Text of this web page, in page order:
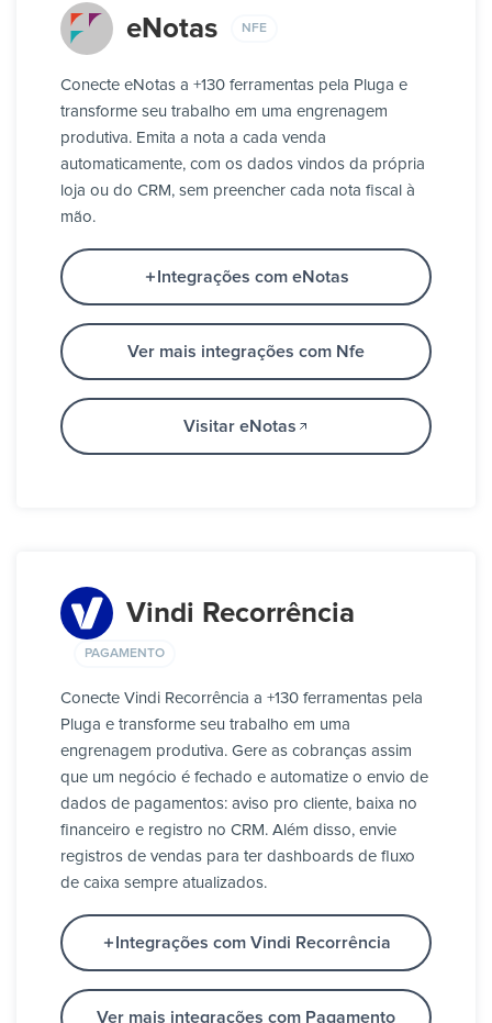
eNotas NFE
Conecte eNotas a +130 ferramentas pela Pluga e
transforme seu trabalho em uma engrenagem
produtiva. Emita a nota a cada venda
automaticamente, com os dados vindos da própria
loja ou do CRM, sem preencher cada nota fiscal à
mão.
Integrações com eNotas
Ver mais integrações com Nfe
Visitar eNotas
Vindi Recorrência
PAGAMENTO
Conecte Vindi Recorrência a +130 ferramentas pela
Pluga e transforme seu trabalho em uma
engrenagem produtiva. Gere as cobranças assim
que um negócio é fechado e automatize o envio de
dados de pagamentos: aviso pro cliente, baixa no
financeiro e registro no CRM. Além disso, envie
registros de vendas para ter dashboards de fluxo
de caixa sempre atualizados.
Integrações com Vindi Recorrência
Ver mais integrações com Pagamento